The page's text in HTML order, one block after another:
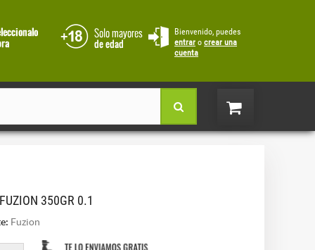
Bienvenido, puedes
entrar o crear una
cuenta
350GR 0.1
Fuzion